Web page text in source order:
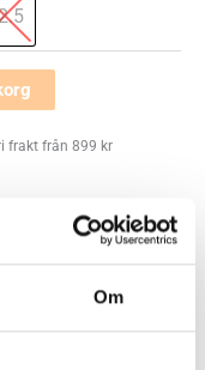
Om
frakt från 899 kr
din närmsta